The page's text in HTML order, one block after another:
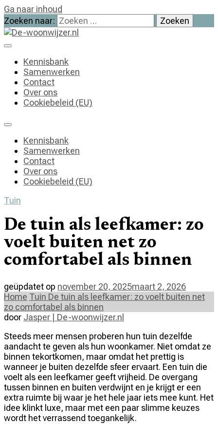
Ga naar inhoud
Zoeken naar:
Kennisbank
Samenwerken
Contact
Over ons
Cookiebeleid (EU)
Kennisbank
Samenwerken
Contact
Over ons
Cookiebeleid (EU)
Tuin
De tuin als leefkamer: zo
voelt buiten net zo
comfortabel als binnen
geüpdatet op november 20, 2025maart 2, 2026
Home Tuin De tuin als leefkamer: zo voelt buiten net
zo comfortabel als binnen
door Jasper | De-woonwijzer.nl
Steeds meer mensen proberen hun tuin dezelfde
aandacht te geven als hun woonkamer. Niet omdat ze
binnen tekortkomen, maar omdat het prettig is
wanneer je buiten dezelfde sfeer ervaart. Een tuin die
voelt als een leefkamer geeft vrijheid. De overgang
tussen binnen en buiten verdwijnt en je krijgt er een
extra ruimte bij waar je het hele jaar iets mee kunt. Het
idee klinkt luxe, maar met een paar slimme keuzes
wordt het verrassend toegankelijk.